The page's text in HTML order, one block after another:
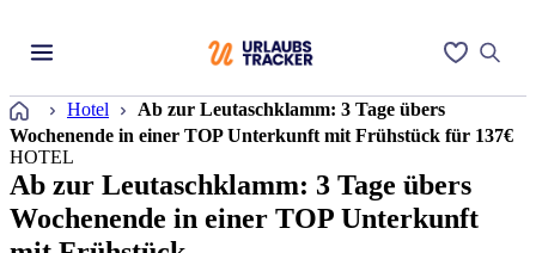
Startseite
Hotel
Ab zur Leutaschklamm: 3 Tage übers
Wochenende in einer TOP Unterkunft mit Frühstück für 137€
HOTEL
Ab zur Leutaschklamm: 3 Tage übers
Wochenende in einer TOP Unterkunft